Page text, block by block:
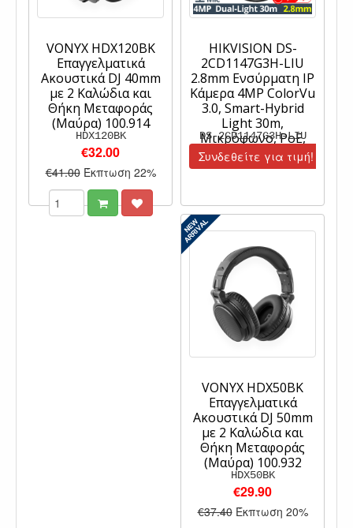
VONYX HDX120BK
Επαγγελματικά
Ακουστικά DJ 40mm
με 2 Καλώδια και
Θήκη Μεταφοράς
(Μαύρα) 100.914
HDX120BK
€32.00
€41.00 Έκπτωση 22%
HIKVISION DS-
2CD1147G3H-LIU
2.8mm Ενσύρματη IP
Κάμερα 4MP ColorVu
3.0, Smart-Hybrid
Light 30m,
Μικρόφωνο, PoE,
IP67, IK08
DS-2CD1147G3H-LIU
Συνδεθείτε για τιμή!
VONYX HDX50BK
Επαγγελματικά
Ακουστικά DJ 50mm
με 2 Καλώδια και
Θήκη Μεταφοράς
(Μαύρα) 100.932
HDX50BK
€29.90
€37.40 Έκπτωση 20%